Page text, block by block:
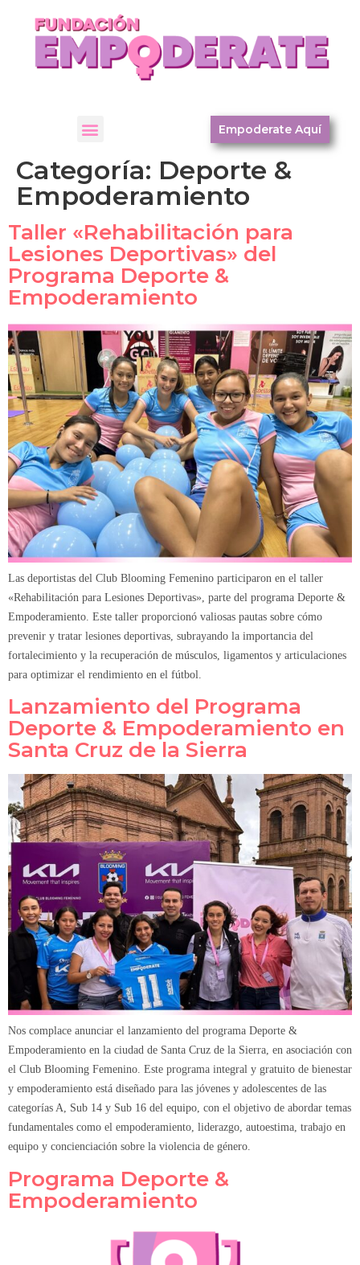
Empoderate Aquí
Categoría: Deporte &
Empoderamiento
Taller «Rehabilitación para
Lesiones Deportivas» del
Programa Deporte &
Empoderamiento
Las deportistas del Club Blooming Femenino participaron en el taller
«Rehabilitación para Lesiones Deportivas», parte del programa Deporte &
Empoderamiento. Este taller proporcionó valiosas pautas sobre cómo
prevenir y tratar lesiones deportivas, subrayando la importancia del
fortalecimiento y la recuperación de músculos, ligamentos y articulaciones
para optimizar el rendimiento en el fútbol.
Lanzamiento del Programa
Deporte & Empoderamiento en
Santa Cruz de la Sierra
Nos complace anunciar el lanzamiento del programa Deporte &
Empoderamiento en la ciudad de Santa Cruz de la Sierra, en asociación con
el Club Blooming Femenino. Este programa integral y gratuito de bienestar
y empoderamiento está diseñado para las jóvenes y adolescentes de las
categorías A, Sub 14 y Sub 16 del equipo, con el objetivo de abordar temas
fundamentales como el empoderamiento, liderazgo, autoestima, trabajo en
equipo y concienciación sobre la violencia de género.
Programa Deporte &
Empoderamiento